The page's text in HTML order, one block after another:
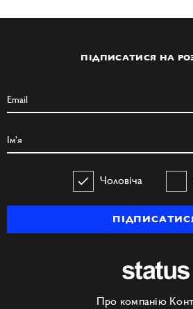
ПІДПИСАТИСЯ НА
Чоловіча
Про компанію